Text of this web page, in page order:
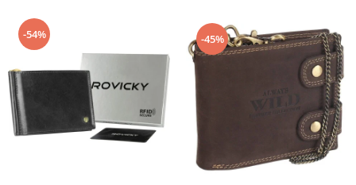
-54% -45%